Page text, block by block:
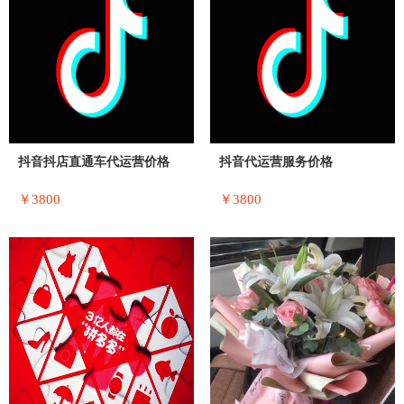
抖音抖店直通车代运营价格
￥3800
抖音代运营服务价格
￥3800